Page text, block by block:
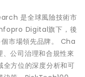
是全球風險技術市
Digital旗下，後
市場領先品牌。 Cha
公司治理和合規性來
全方位的深度分析和可